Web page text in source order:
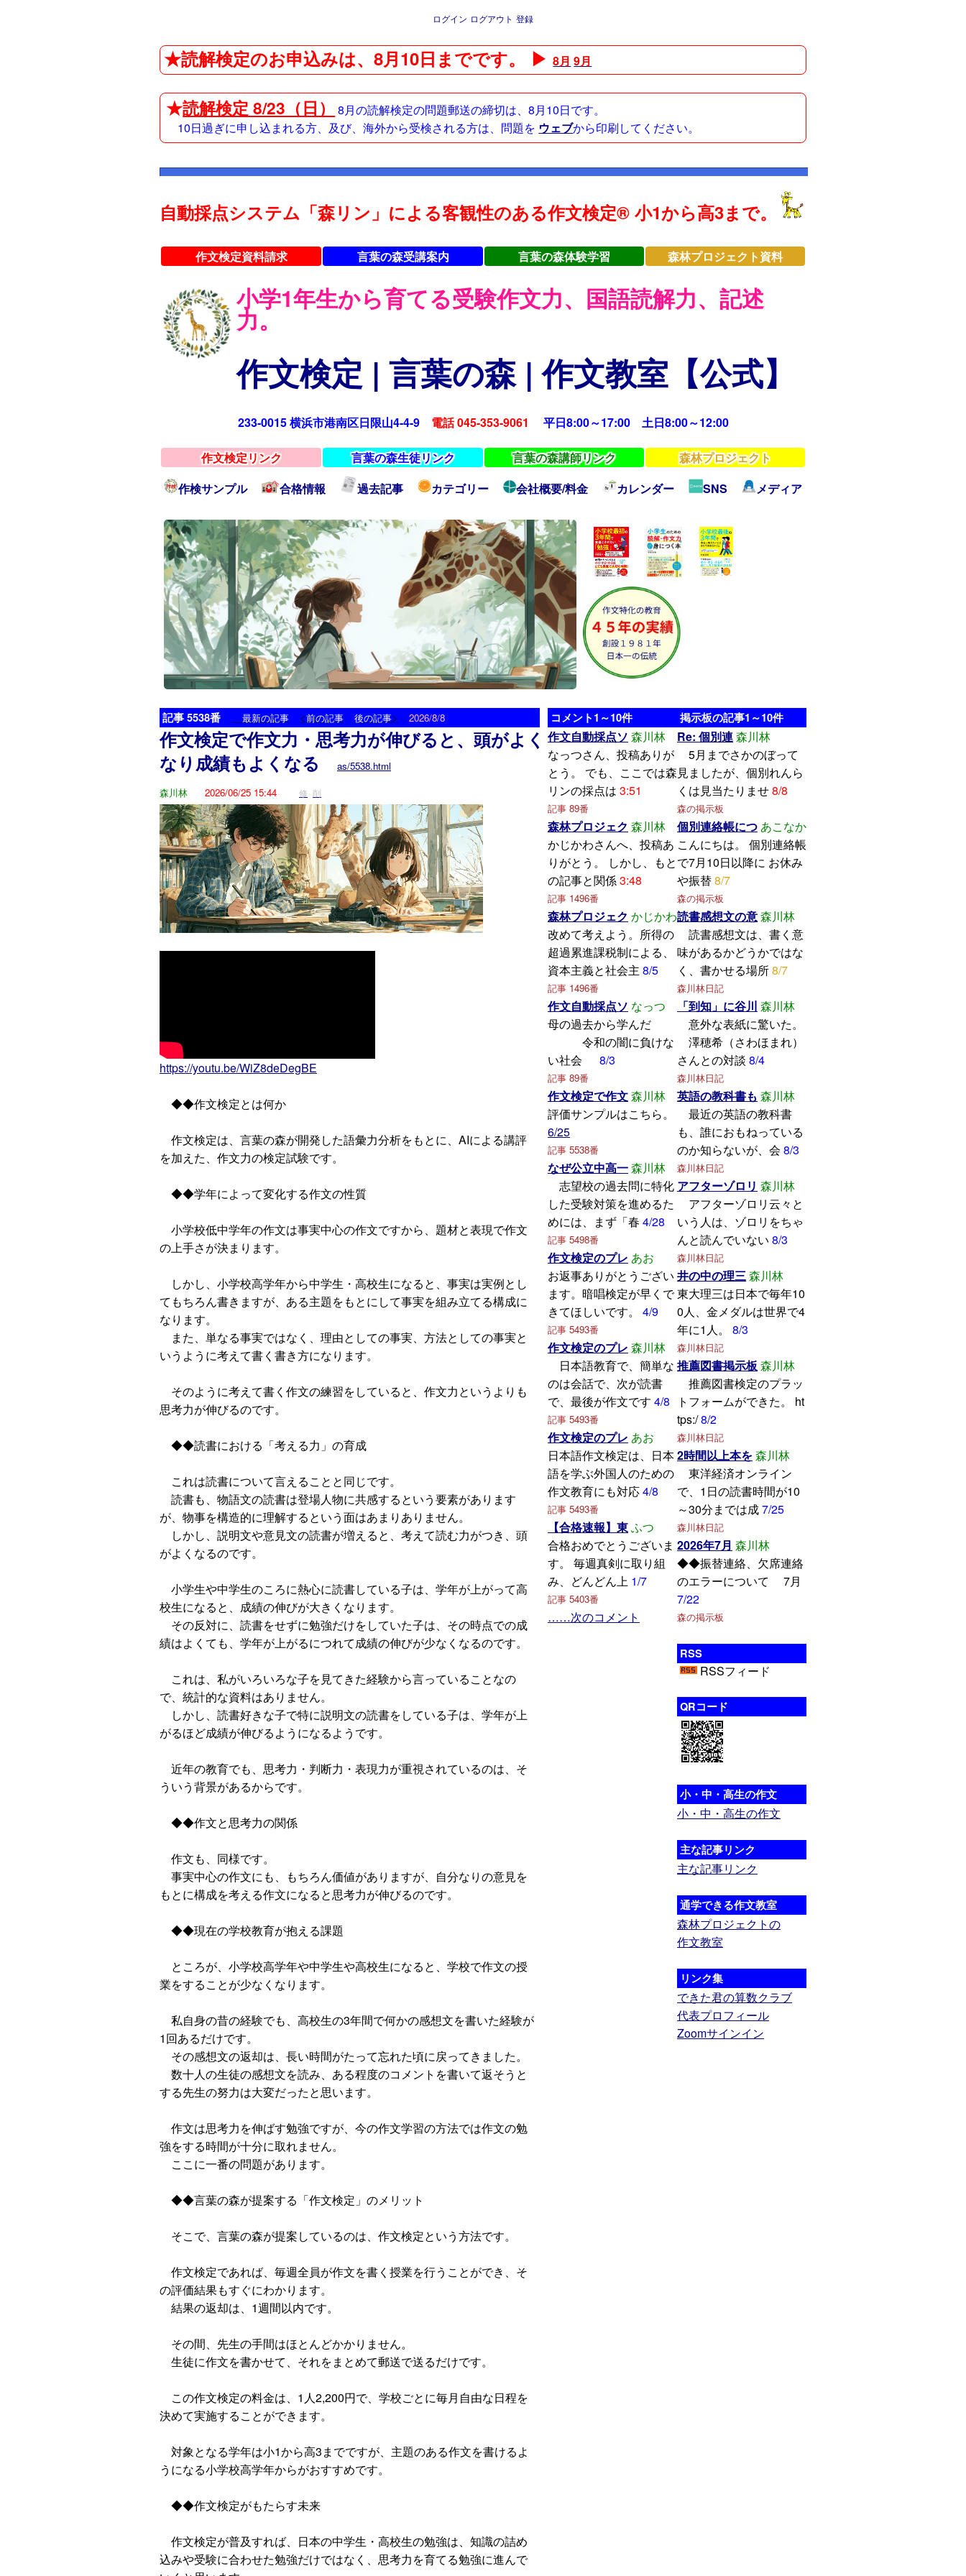
ログイン ログアウト 登録
★読解検定のお申込みは、8月10日までです。 ▶8月 9月
★読解検定 8/23（日）
8月の読解検定の問題郵送の締切は、8月10日です。
10日過ぎに申し込まれる方、及び、海外から受検される方は、問題を ウェブから印刷してください。
自動採点システム「森リン」による客観性のある作文検定® 小1から高3まで。
作文検定資料請求 言葉の森受講案内 言葉の森体験学習 森林プロジェクト資料
小学1年生から育てる受験作文力、国語読解力、記述
力。
作文検定 | 言葉の森 | 作文教室【公式】
233-0015 横浜市港南区日限山4-4-9 電話 045-353-9061 平日8:00～17:00 土日8:00～12:00
作文検定リンク 言葉の森生徒リンク 言葉の森講師リンク
森林プロジェクト
作検サンプル
合格情報 過去記事 カテゴリー 会社概要/料金 カレンダー SNS メディア
記事 5538番 最新の記事 <前の記事 後の記事> 2026/8/8
作文検定で作文力・思考力が伸びると、頭がよく
なり成績もよくなる
as/5538.html
森川林
2026/06/25 15:44 修 削
https://youtu.be/WiZ8deDegBE
◆◆作文検定とは何か
作文検定は、言葉の森が開発した語彙力分析をもとに、AIによる講評
を加えた、作文力の検定試験です。
◆◆学年によって変化する作文の性質
小学校低中学年の作文は事実中心の作文ですから、題材と表現で作文
の上手さが決まります。
しかし、小学校高学年から中学生・高校生になると、事実は実例とし
てもちろん書きますが、ある主題をもとにして事実を組み立てる構成に
なります。
また、単なる事実ではなく、理由としての事実、方法としての事実と
いうように考えて書く書き方になります。
そのように考えて書く作文の練習をしていると、作文力というよりも
思考力が伸びるのです。
◆◆読書における「考える力」の育成
これは読書について言えることと同じです。
読書も、物語文の読書は登場人物に共感するという要素があります
が、物事を構造的に理解するという面はあまりありません。
しかし、説明文や意見文の読書が増えると、考えて読む力がつき、頭
がよくなるのです。
小学生や中学生のころに熱心に読書している子は、学年が上がって高
校生になると、成績の伸びが大きくなります。
その反対に、読書をせずに勉強だけをしていた子は、その時点での成
績はよくても、学年が上がるにつれて成績の伸びが少なくなるのです。
これは、私がいろいろな子を見てきた経験から言っていることなの
で、統計的な資料はありません。
しかし、読書好きな子で特に説明文の読書をしている子は、学年が上
がるほど成績が伸びるようになるようです。
近年の教育でも、思考力・判断力・表現力が重視されているのは、そ
ういう背景があるからです。
◆◆作文と思考力の関係
作文も、同様です。
事実中心の作文にも、もちろん価値がありますが、自分なりの意見を
もとに構成を考える作文になると思考力が伸びるのです。
◆◆現在の学校教育が抱える課題
ところが、小学校高学年や中学生や高校生になると、学校で作文の授
業をすることが少なくなります。
私自身の昔の経験でも、高校生の3年間で何かの感想文を書いた経験が
1回あるだけです。
その感想文の返却は、長い時間がたって忘れた頃に戻ってきました。
数十人の生徒の感想文を読み、ある程度のコメントを書いて返そうと
する先生の努力は大変だったと思います。
作文は思考力を伸ばす勉強ですが、今の作文学習の方法では作文の勉
強をする時間が十分に取れません。
ここに一番の問題があります。
◆◆言葉の森が提案する「作文検定」のメリット
そこで、言葉の森が提案しているのは、作文検定という方法です。
作文検定であれば、毎週全員が作文を書く授業を行うことができ、そ
の評価結果もすぐにわかります。
結果の返却は、1週間以内です。
その間、先生の手間はほとんどかかりません。
生徒に作文を書かせて、それをまとめて郵送で送るだけです。
この作文検定の料金は、1人2,200円で、学校ごとに毎月自由な日程を
決めて実施することができます。
対象となる学年は小1から高3までですが、主題のある作文を書けるよ
うになる小学校高学年からがおすすめです。
◆◆作文検定がもたらす未来
作文検定が普及すれば、日本の中学生・高校生の勉強は、知識の詰め
込みや受験に合わせた勉強だけではなく、思考力を育てる勉強に進んで
コメント1～10件
作文自動採点ソ 森川林
なっつさん、投稿ありが
とう。 でも、ここでは森
リンの採点は 3:51
記事 89番
森林プロジェク 森川林
かじかわさんへ、投稿あ
りがとう。 しかし、もと
の記事と関係3:48
記事 1496番
森林プロジェク かじかわ
改めて考えよう。所得の
超過累進課税制による、
資本主義と社会主 8/5
記事 1496番
作文自動採点ソ なっつ
母の過去から学んだ
令和の闇に負けな
い社会
8/3
記事 89番
作文検定で作文森川林
評価サンプルはこちら。
6/25
記事 5538番
なぜ公立中高一森川林
志望校の過去問に特化
した受験対策を進めるた
めには、まず「春 4/28
記事 5498番
作文検定のプレ あお
お返事ありがとうござい
ます。暗唱検定が早くで
きてほしいです。
4/9
記事 5493番
作文検定のプレ 森川林
日本語教育で、簡単な
のは会話で、次が読書
で、最後が作文です 4/8
記事 5493番
作文検定のプレ あお
日本語作文検定は、日本
語を学ぶ外国人のための
作文教育にも対応4/8
記事 5493番
【合格速報】東ふつ
合格おめでとうございま
す。 毎週真剣に取り組
み、どんどん上 1/7
記事 5403番
……次のコメント
掲示板の記事1～10件
Re: 個別連森川林
5月までさかのぼって
見ましたが、個別れんら
くは見当たりませ8/8
森の掲示板
個別連絡帳につ あこなか
こんにちは。 個別連絡帳
で7月10日以降に お休み
や振替8/7
森の掲示板
読書感想文の意森川林
読書感想文は、書く意
味があるかどうかではな
く、書かせる場所8/7
森川林日記
「到知」に谷川 森川林
意外な表紙に驚いた。
澤穂希（さわほまれ）
さんとの対談 8/4
森川林日記
英語の教科書も 森川林
最近の英語の教科書
も、誰におもねっている
のか知らないが、会 8/3
森川林日記
アフターゾロリ 森川林
アフターゾロリ云々と
いう人は、ゾロリをちゃ
んと読んでいない 8/3
森川林日記
井の中の理三森川林
東大理三は日本で毎年10
0人、金メダルは世界で4
年に1人。 8/3
森川林日記
推薦図書掲示板森川林
推薦図書検定のプラッ
トフォームができた。 ht
tps:/8/2
森川林日記
2時間以上本を森川林
東洋経済オンライン
で、1日の読書時間が10
～30分までは成7/25
森川林日記
2026年7月 森川林
◆◆振替連絡、欠席連絡
のエラーについて 7月
7/22
森の掲示板
RSS
RSSフィード
QRコード
小・中・高生の作文
小・中・高生の作文
主な記事リンク
主な記事リンク
通学できる作文教室
森林プロジェクトの
作文教室
リンク集
できた君の算数クラブ
代表プロフィール
Zoomサインイン